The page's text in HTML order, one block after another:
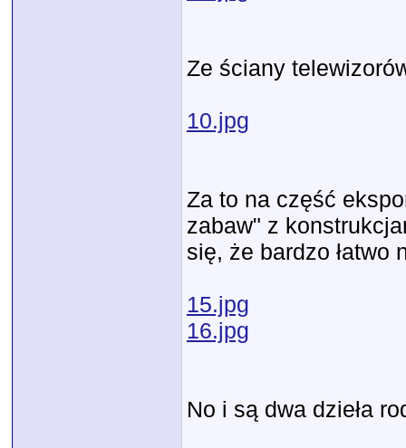
Ze ściany
10.jpg
Za to na część
zabaw" z
się, że bardzo łatwo
15.jpg
16.jpg
No i są dwa dzieła